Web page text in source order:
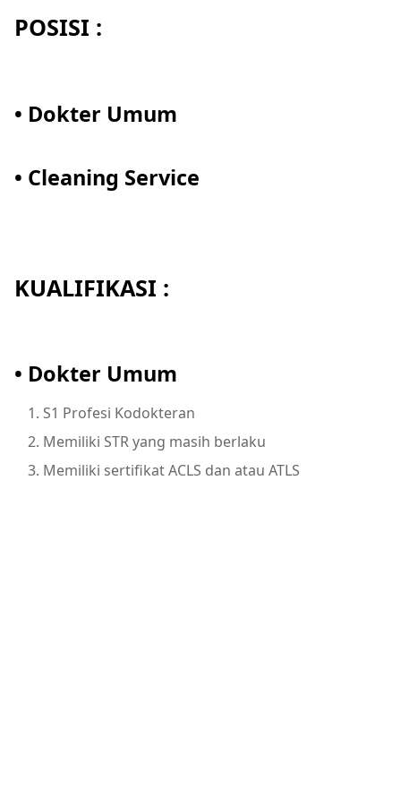
POSISI :
• Dokter Umum
• Cleaning Service
KUALIFIKASI :
• Dokter Umum
S1 Profesi Kodokteran
Memiliki STR yang masih berlaku
Memiliki sertifikat ACLS dan atau ATLS